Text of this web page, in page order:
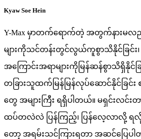
Kyaw Soe Hein
Y-Max မှာတက်ရောက်တဲ့ အတွက်နားမလ
များကိုသင်တန်းတွင်လွယ်ကူစွာသိနိုင်ခြင်
အကြောင်းအရာများကိုမြန်ဆန်စွာသိရှိနိုင်ခ
တခြားသူထက်မြန်မြန်လုပ်ဆောင်နိုင်ခြ
တွေ အများကြီး ရရှိပါတယ်။ မရှင်းလင်
ထပ်တလဲလဲ ပြန်ကြည့်၊ ပြန်လေ့လာလို့
တော့ အရမ်းသင်ကြားရတာ အဆင်ပြေပါ